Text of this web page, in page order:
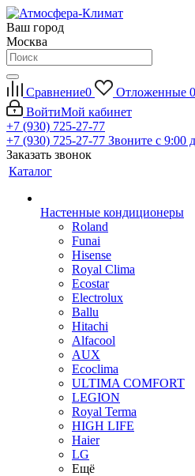
Ваш город
Москва
Сравнение0 Отложенные 0
ВойтиМой кабинет
+7 (930) 725-27-77
+7 (930) 725-27-77 Звоните с 9:00
Заказать звонок
Каталог
Настенные кондиционеры
Roland
Funai
Hisense
Royal Clima
Ecostar
Electrolux
Ballu
Hitachi
Alfacool
AUX
Ecoclima
ULTIMA COMFORT
LEGION
Royal Terma
HIGH LIFE
Haier
LG
Ещё